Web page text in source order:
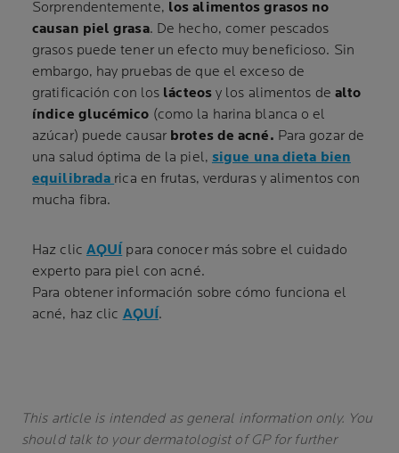
Sorprendentemente, los alimentos grasos no
causan piel grasa. De hecho, comer pescados
grasos puede tener un efecto muy beneficioso. Sin
embargo, hay pruebas de que el exceso de
gratificación con los lácteosy los alimentos de alto
índice glucémico (como la harina blanca o el
azúcar) puede causar brotes de acné. Para gozar de
una salud óptima de la piel, sigue una dieta bien
equilibrada rica en frutas, verduras y alimentos con
mucha fibra.
Haz clic AQUÍ para conocer más sobre el cuidado
experto para piel con acné.
Para obtener información sobre cómo funciona el
acné, haz clic AQUÍ.
This article is intended as general information only. You
should talk to your dermatologist of GP for further